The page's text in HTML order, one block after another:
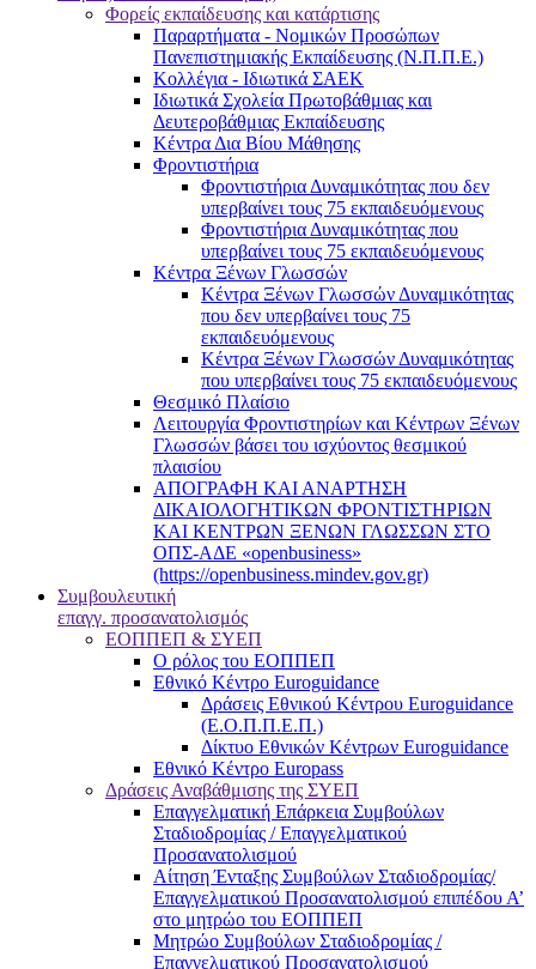
Φορείς εκπαίδευσης και κατάρτισης
Παραρτήματα - Νομικών Προσώπων
Πανεπιστημιακής Εκπαίδευσης (Ν.Π.Π.Ε.)
Κολλέγια - Ιδιωτικά ΣΑΕΚ
Ιδιωτικά Σχολεία Πρωτοβάθμιας και
Δευτεροβάθμιας Εκπαίδευσης
Κέντρα Δια Βίου Μάθησης
Φροντιστήρια
Φροντιστήρια Δυναμικότητας που δεν
υπερβαίνει τους 75 εκπαιδευόμενους
Φροντιστήρια Δυναμικότητας που
υπερβαίνει τους 75 εκπαιδευόμενους
Κέντρα Ξένων Γλωσσών
Kέντρα Ξένων Γλωσσών Δυναμικότητας
που δεν υπερβαίνει τους 75
εκπαιδευόμενους
Kέντρα Ξένων Γλωσσών Δυναμικότητας
που υπερβαίνει τους 75 εκπαιδευόμενους
Θεσμικό Πλαίσιο
Λειτουργία Φροντιστηρίων και Κέντρων Ξένων
Γλωσσών βάσει του ισχύοντος θεσμικού
πλαισίου
ΑΠΟΓΡΑΦΗ ΚΑΙ ΑΝΑΡΤΗΣΗ
ΔΙΚΑΙΟΛΟΓΗΤΙΚΩΝ ΦΡΟΝΤΙΣΤΗΡΙΩΝ
ΚΑΙ ΚΕΝΤΡΩΝ ΞΕΝΩΝ ΓΛΩΣΣΩΝ ΣΤΟ
ΟΠΣ-ΑΔΕ «openbusiness»
(https://openbusiness.mindev.gov.gr)
Συμβουλευτική
επαγγ. προσανατολισμός
ΕΟΠΠΕΠ & ΣΥΕΠ
Ο ρόλος του ΕΟΠΠΕΠ
Εθνικό Κέντρο Euroguidance
Δράσεις Εθνικού Κέντρου Euroguidance
(Ε.Ο.Π.Π.Ε.Π.)
Δίκτυο Εθνικών Κέντρων Euroguidance
Εθνικό Κέντρο Europass
Δράσεις Αναβάθμισης της ΣΥΕΠ
Επαγγελματική Επάρκεια Συμβούλων
Σταδιοδρομίας / Επαγγελματικού
Προσανατολισμού
Αίτηση Ένταξης Συμβούλων Σταδιοδρομίας/
Επαγγελματικού Προσανατολισμού επιπέδου Α’
στο μητρώο του ΕΟΠΠΕΠ
Μητρώο Συμβούλων Σταδιοδρομίας /
Επαγγελματικού Προσανατολισμού